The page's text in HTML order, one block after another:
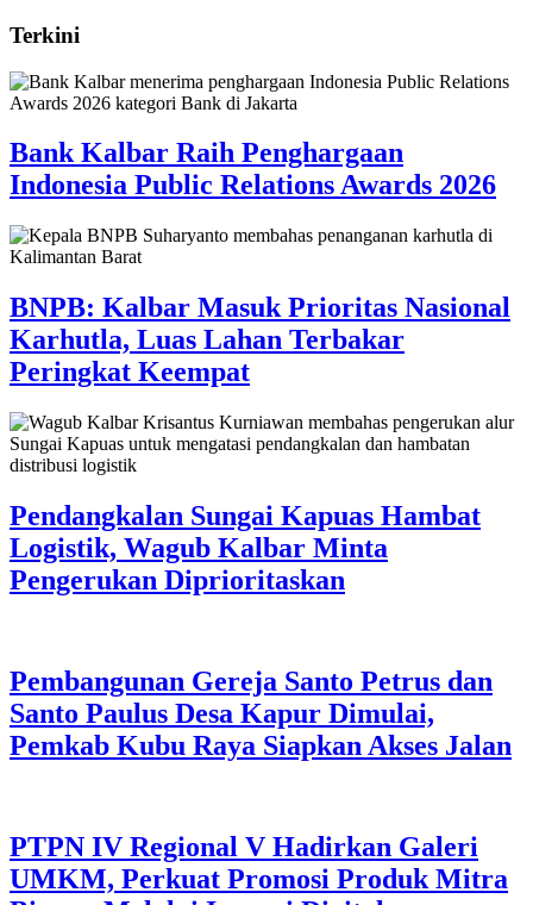
Terkini
Bank Kalbar Raih Penghargaan
Indonesia Public Relations Awards 2026
BNPB: Kalbar Masuk Prioritas Nasional
Karhutla, Luas Lahan Terbakar
Peringkat Keempat
Pendangkalan Sungai Kapuas Hambat
Logistik, Wagub Kalbar Minta
Pengerukan Diprioritaskan
Pembangunan Gereja Santo Petrus dan
Santo Paulus Desa Kapur Dimulai,
Pemkab Kubu Raya Siapkan Akses Jalan
PTPN IV Regional V Hadirkan Galeri
UMKM, Perkuat Promosi Produk Mitra